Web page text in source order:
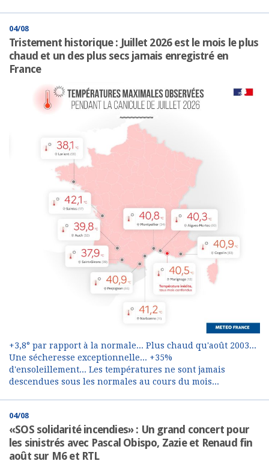
04/08
Tristement historique : Juillet 2026 est le mois le plus
chaud et un des plus secs jamais enregistré en
France
+3,8° par rapport à la normale... Plus chaud qu'août 2003...
Une sécheresse exceptionnelle... +35%
d'ensoleillement... Les températures ne sont jamais
descendues sous les normales au cours du mois...
04/08
«SOS solidarité incendies» : Un grand concert pour
les sinistrés avec Pascal Obispo, Zazie et Renaud fin
août sur M6 et RTL